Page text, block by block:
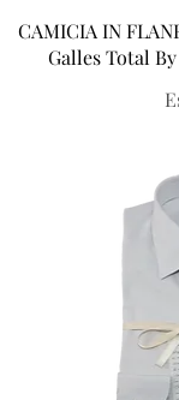
CAMICIA IN
Galles Total